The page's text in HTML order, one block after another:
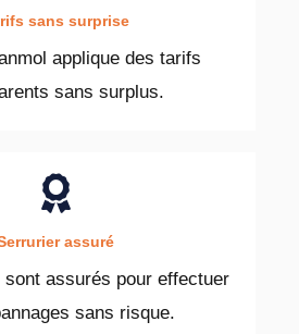
sans surprise
applique des tarifs
sans surplus.
assuré
assurés pour effectuer
sans risque.